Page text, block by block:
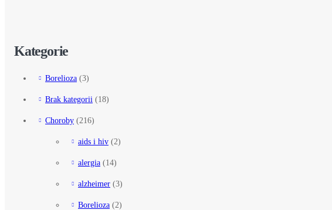
Kategorie
Borelioza (3)
Brak kategorii (18)
Choroby (216)
aids i hiv (2)
alergia (14)
alzheimer (3)
Borelioza (2)